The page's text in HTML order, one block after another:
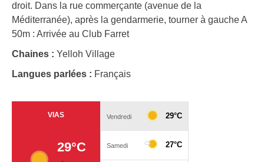
droit. Dans la rue commerçante (avenue de la
Méditerranée), après la gendarmerie, tourner à gauche A
50m : Arrivée au Club Farret
Chaines : Yelloh Village
Langues parlées : Français